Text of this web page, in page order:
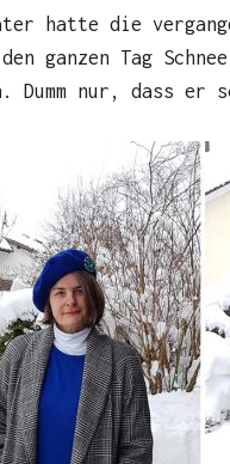
hatte die
ganzen Tag
Dumm nur, dass